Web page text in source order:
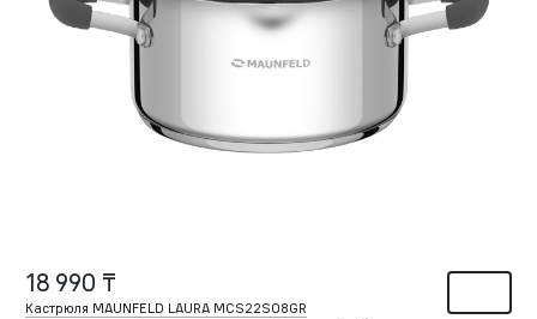
18 990 ₸
Кастрюля MAUNFELD LAURA MCS22S08GR